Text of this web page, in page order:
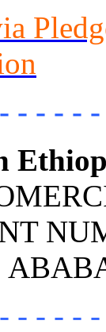
- - - -
- - - -